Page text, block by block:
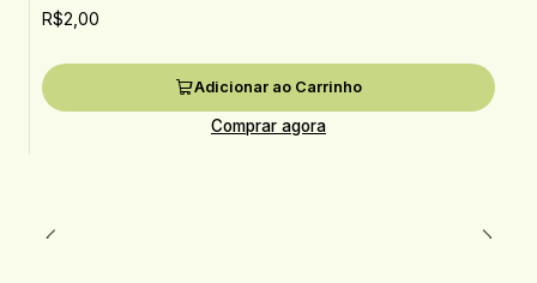
R$2,00
Adicionar ao Carrinho
Comprar agora